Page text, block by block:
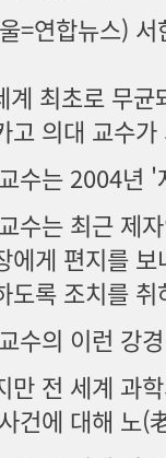
=연합뉴스) 서
계 최초로 무균
고 의대 교수
수는 2004년 '
수는 최근 제
에게 편지를
도록 조치를
수의 이런 강
만 전 세계 과
건에 대해 노(